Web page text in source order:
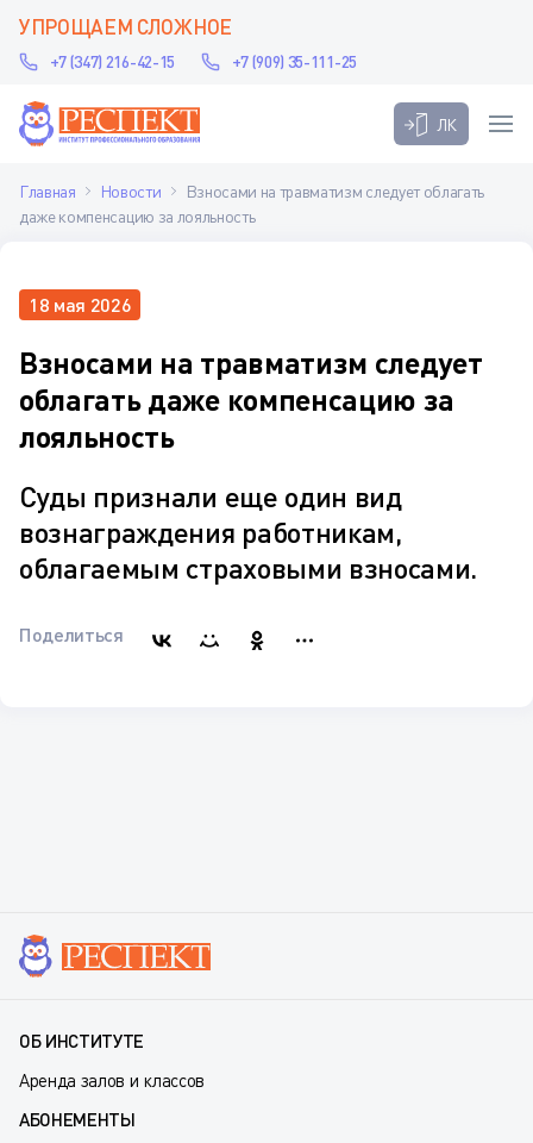
УПРОЩАЕМ СЛОЖНОЕ
+7 (347) 216-42-15 +7 (909) 35-111-25
ЛК
Главная Новости
Взносами на травматизм следует облагать
даже компенсацию за лояльность
18 мая 2026
Взносами на травматизм следует
облагать даже компенсацию за
лояльность
Суды признали еще один вид
вознаграждения работникам,
облагаемым страховыми взносами.
Поделиться
ОБ ИНСТИТУТЕ
Аренда залов и классов
АБОНЕМЕНТЫ